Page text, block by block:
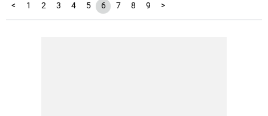
< 1 2 3 4 5 6 7 8 9 >